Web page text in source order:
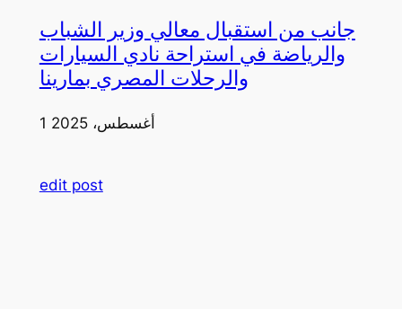
جانب من استقبال معالي وزير الشباب
والرياضة في استراحة نادي السيارات
والرحلات المصري بمارينا
1 أغسطس، 2025
edit post